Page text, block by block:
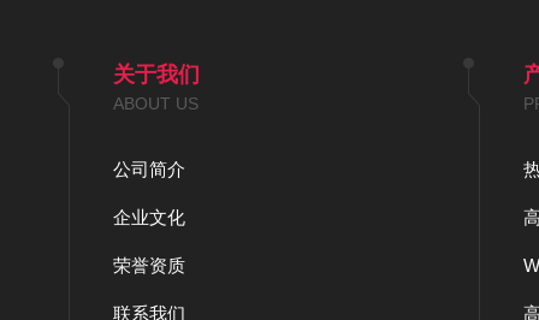
关于我们
ABOUT US
公司简介
企业文化
荣誉资质
联系我们